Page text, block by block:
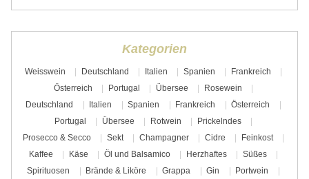
Kategorien
Weisswein Deutschland Italien Spanien
Frankreich
Österreich
Portugal Übersee
Rosewein
Deutschland
Italien Spanien Frankreich
Österreich
Portugal
Übersee Rotwein
Prickelndes
Prosecco & Secco
Sekt Champagner Cidre
Feinkost
Kaffee
Käse Öl und Balsamico Herzhaftes
Süßes
Spirituosen
Brände & Liköre Grappa Gin
Portwein